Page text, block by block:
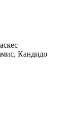
, Кандидо